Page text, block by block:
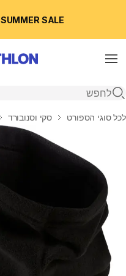
SUMMER SALE עד 50% הנחה 🛍️
Menu
פתיחת חיפוש
בית
לכל סוגי הספורט סקי וסנובורד